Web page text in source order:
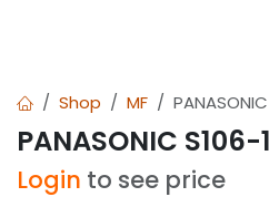
Shop MF
PANASONIC S106-
Login to see price